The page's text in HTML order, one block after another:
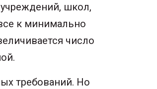
школ,
к минимально
число
требований. Но